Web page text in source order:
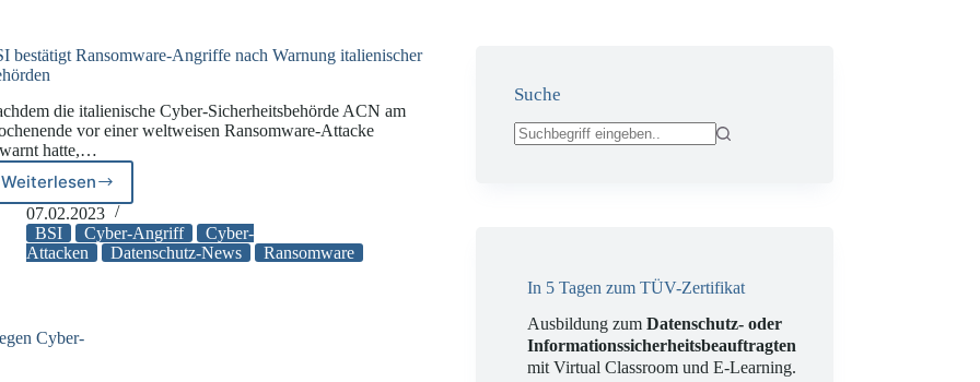
bestätigt Ransomware-Angriffe nach Warnung italienischer
die italienische Cyber-Sicherheitsbehörde ACN am
vor einer weltweisen Ransomware-Attacke
hatte,…
Weiterlesen
BSI
bestätigt
Ransomware-
Angriffe
Behörden
07.02.2023
BSI
Cyber-Angriff
Cyber-
Attacken
Datenschutz-News Ransomware
Cyber-
Suche
In 5 Tagen zum TÜV-Zertifikat
Ausbildung zumDatenschutz- oder
Informationssicherheitsbeauftragten
mit Virtual Classroom und E-Learning.